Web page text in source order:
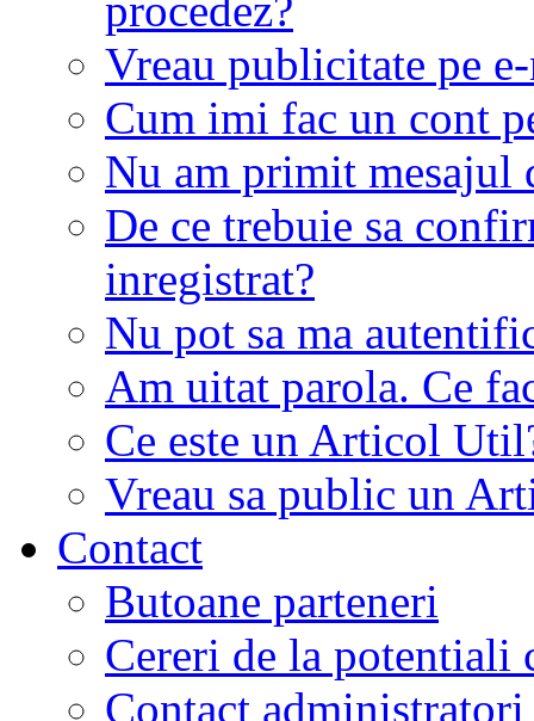
Vreau publicitate pe
Cum imi fac un cont
Nu am primit mesajul
De ce trebuie sa
inregistrat?
Nu pot sa ma
Am uitat parola. Ce
Ce este un Articol
Vreau sa public un
Contact
Butoane parteneri
Cereri de la potentiali
Contact